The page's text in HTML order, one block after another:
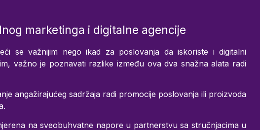
marketinga i digitalne agencije
se važnijim nego ikad za poslovanja da iskoriste i digitalni
važno je poznavati razlike između ova dva snažna alata radi
angažirajućeg sadržaja radi promocije poslovanja ili proizvoda
na sveobuhvatne napore u partnerstvu sa stručnjacima u